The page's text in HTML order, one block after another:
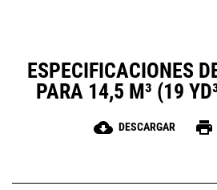
ESPECIFICACIONES
PARA 14,5 M³ (19
cloud_download DESCARGAR print